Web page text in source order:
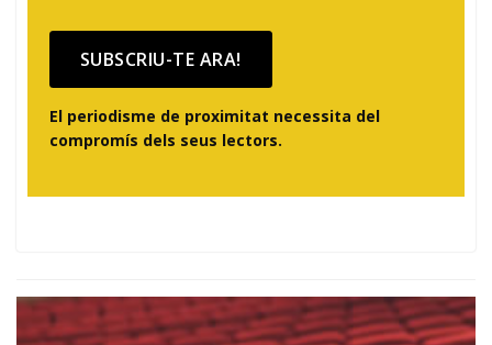
SUBSCRIU-TE ARA!
El periodisme de proximitat necessita del
compromís dels seus lectors.